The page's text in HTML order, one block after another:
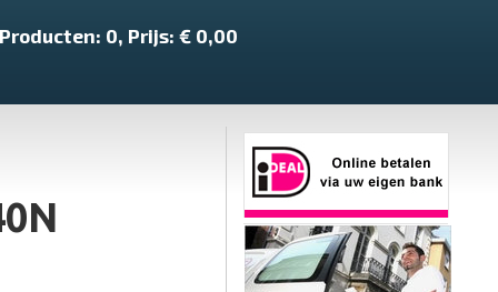
Producten: 0, Prijs: € 0,00